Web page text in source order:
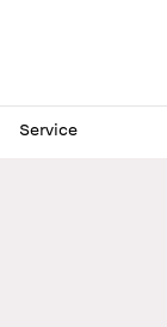
Service